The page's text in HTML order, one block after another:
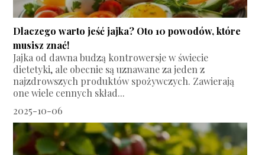
Dlaczego warto jeść jajka? Oto 10 powodów, które
musisz znać!
Jajka od dawna budzą kontrowersje w świecie
dietetyki, ale obecnie są uznawane za jeden z
najzdrowszych produktów spożywczych. Zawierają
one wiele cennych skład...
2025-10-06